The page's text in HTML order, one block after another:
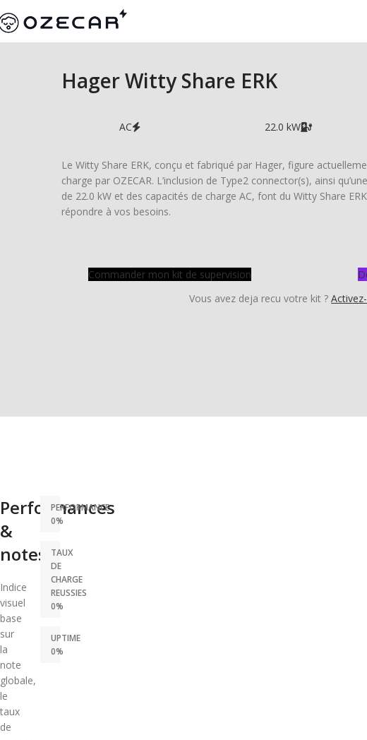
Hager Witty Share ERK
AC 22.0 kW
Le Witty Share ERK, conçu et fabriqué par Hager, figure
charge par OZECAR. L’inclusion de Type2 connector(s), ainsi
de 22.0 kW et des capacités de charge AC, font du Witty Share
répondre à vos besoins.
Commander mon kit de supervision
Vous avez deja recu votre kit ?
Performances
&
notes
Indice
visuel
base
sur
la
note
globale,
le
taux
de
PERFORMANCE
0%
TAUX
DE
CHARGE
REUSSIES
0%
UPTIME
0%